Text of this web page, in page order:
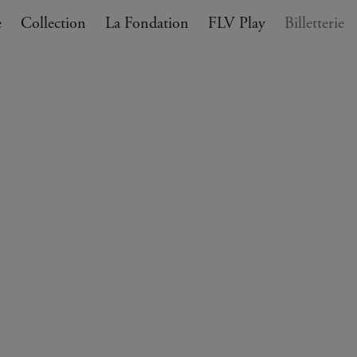
Collection La Fondation FLV Play Billetterie